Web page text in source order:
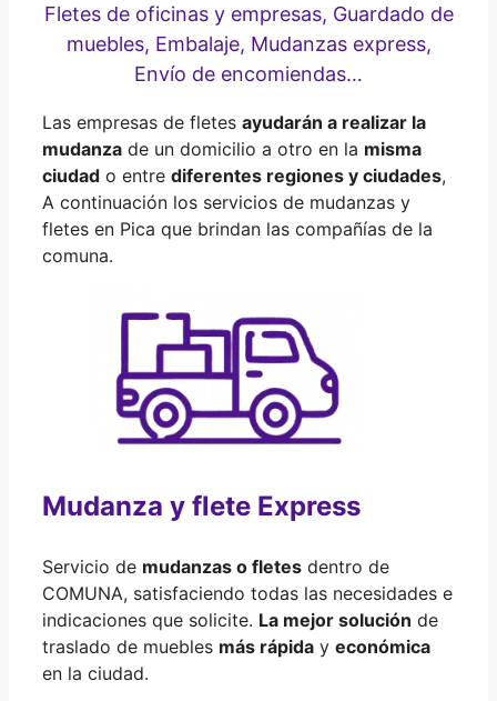
Fletes de oficinas y empresas, Guardado de
muebles, Embalaje, Mudanzas express,
Envío de encomiendas…
Las empresas de fletes ayudarán a realizar la
mudanza de un domicilio a otro en la misma
ciudad o entre diferentes regiones y ciudades,
A continuación los servicios de mudanzas y
fletes en Pica que brindan las compañías de la
comuna.
Mudanza y flete Express
Servicio de mudanzas o fletes dentro de
COMUNA, satisfaciendo todas las necesidades e
indicaciones que solicite. La mejor solución de
traslado de muebles más rápida y económica
en la ciudad.